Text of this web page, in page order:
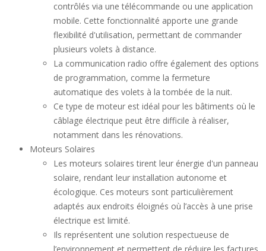
contrôlés via une télécommande ou une application
mobile. Cette fonctionnalité apporte une grande
flexibilité d'utilisation, permettant de commander
plusieurs volets à distance.
La communication radio offre également des options
de programmation, comme la fermeture
automatique des volets à la tombée de la nuit.
Ce type de moteur est idéal pour les bâtiments où le
câblage électrique peut être difficile à réaliser,
notamment dans les rénovations.
Moteurs Solaires
Les moteurs solaires tirent leur énergie d'un panneau
solaire, rendant leur installation autonome et
écologique. Ces moteurs sont particulièrement
adaptés aux endroits éloignés où l’accès à une prise
électrique est limité.
Ils représentent une solution respectueuse de